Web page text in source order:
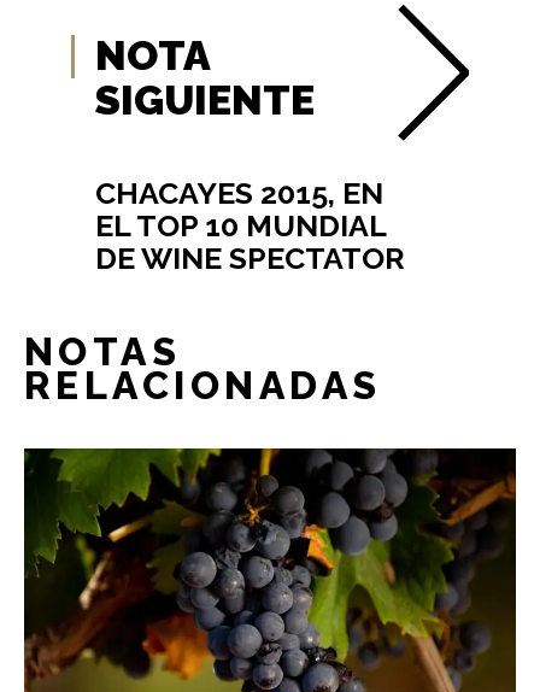
NOTA
SIGUIENTE
CHACAYES 2015, EN
EL TOP 10 MUNDIAL
DE WINE SPECTATOR
NOTAS
RELACIONADAS